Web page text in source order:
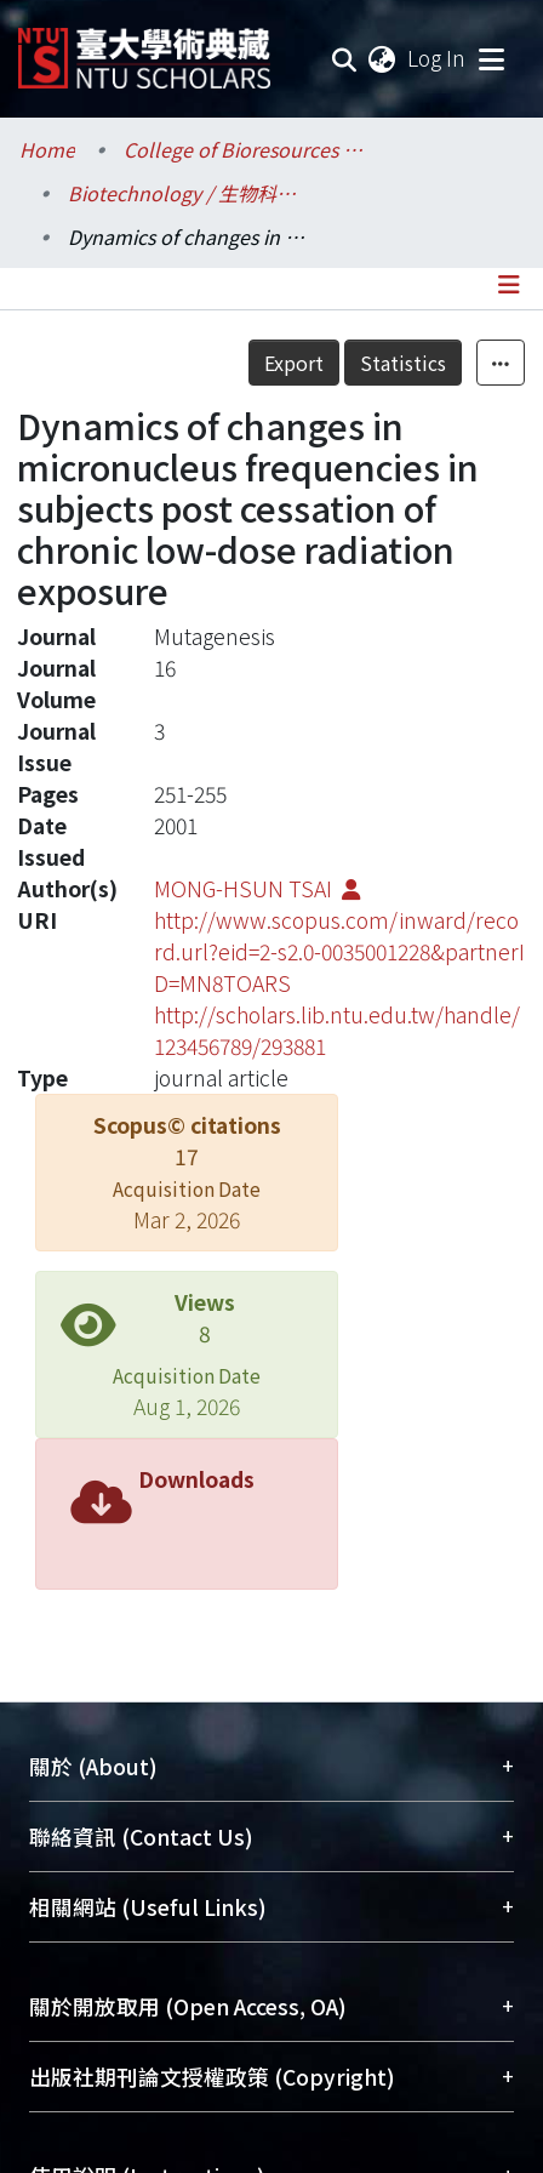
Log In
Communities & Collections
Research Outputs
Statistics
Home
College of Bioresources and Agriculture / 生物資源暨農學院
Biotechnology / 生物科技研究所
Dynamics of changes in micronucleus frequencies in subjects post cessation of chronic low-dose radiation exposure
Details
Export Statistics
Dynamics of changes in
micronucleus frequencies in
subjects post cessation of
chronic low-dose radiation
exposure
Journal
Mutagenesis
Journal
Volume
16
Journal
Issue
3
Pages
251-255
Date
Issued
2001
Author(s)
MONG-HSUN TSAI
URI
http://www.scopus.com/inward/reco
rd.url?eid=2-s2.0-0035001228&partnerI
D=MN8TOARS
http://scholars.lib.ntu.edu.tw/handle/
123456789/293881
Type
journal article
Scopus© citations
17
Acquisition Date
Mar 2, 2026
Views
8
Acquisition Date
Aug 1, 2026
Downloads
關於 (About) +
臺大位居世界頂尖大學之列，為永久珍藏及向國際
展現本校豐碩的研究成果及學術能量，圖書館整合
機構典藏（NTUR）與學術庫（AH）不同功能平
台，成為臺大學術典藏NTU scholars。期能整合研
成果。
To permanently archive and promote researcher
profiles and scholarly works, Library integrates the
services of “NTU Repository” with “Academic
聯絡資訊 (Contact Us) +
總館學科館員(Main Library)
醫學圖書館學科館員(Medical Library)
Sciences Library)
相關網站 (Useful Links) +
關於開放取用 (Open Access, OA) +
開放取用是從使用者角度提升資訊取用性的社會運
動，應用在學術研究上是透過將研究著作公開供使
出版社期刊論文授權政策 (Copyright) +